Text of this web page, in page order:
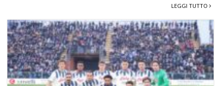
LEGGI TUTTO